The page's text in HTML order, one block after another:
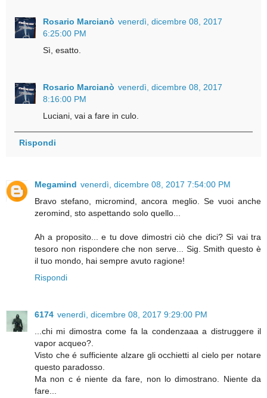
Rosario Marcianò venerdì, dicembre 08, 2017
6:25:00 PM
Sì, esatto.
Rosario Marcianò venerdì, dicembre 08, 2017
8:16:00 PM
Luciani, vai a fare in culo.
Rispondi
Megamind venerdì, dicembre 08, 2017 7:54:00 PM
Bravo stefano, micromind, ancora meglio. Se vuoi anche
zeromind, sto aspettando solo quello...
Ah a proposito... e tu dove dimostri ciò che dici? Sì vai tra
tesoro non rispondere che non serve... Sig. Smith questo è
il tuo mondo, hai sempre avuto ragione!
Rispondi
6174 venerdì, dicembre 08, 2017 9:29:00 PM
...chi mi dimostra come fa la condenzaaa a distruggere il
vapor acqueo?.
Visto che é sufficiente alzare gli occhietti al cielo per notare
questo paradosso.
Ma non c é niente da fare, non lo dimostrano. Niente da
fare...